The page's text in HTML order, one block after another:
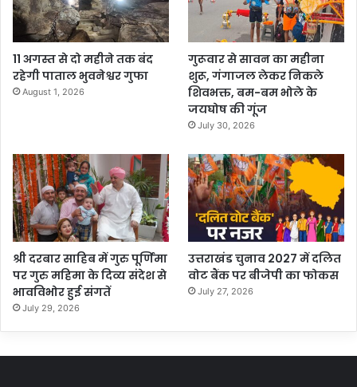
11 अगस्त से दो महीने तक बंद
रहेगी पाताल भुवनेश्वर गुफा
August 1, 2026
गुरूवार से सावन का महीना
शुरू, गंगाजल लेकर निकले
शिवभक्त, बम-बम भोले के
जयघोष की गूंज
July 30, 2026
श्री दरबार साहिब में गुरु पूर्णिमा
पर गुरु महिमा के दिव्य संदेश से
भावविभोर हुई संगतें
July 29, 2026
उत्तराखंड चुनाव 2027 में दलित
वोट बैंक पर बीजेपी का फोकस
July 27, 2026